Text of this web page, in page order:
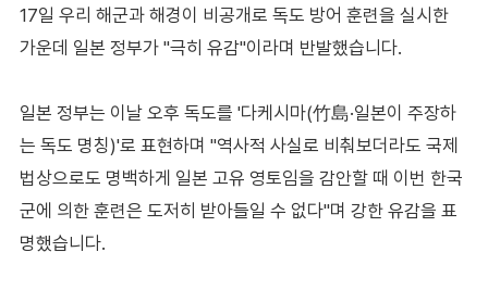
17일 우리 해군과 해경이 비공개로 독도 방어 훈련을 실시한
가운데 일본 정부가 "극히 유감"이라며 반발했습니다.
일본 정부는 이날 오후 독도를 '다케시마(竹島·일본이 주장하
는 독도 명칭)'로 표현하며 "역사적 사실로 비춰보더라도 국제
법상으로도 명백하게 일본 고유 영토임을 감안할 때 이번 한국
군에 의한 훈련은 도저히 받아들일 수 없다"며 강한 유감을 표
명했습니다.